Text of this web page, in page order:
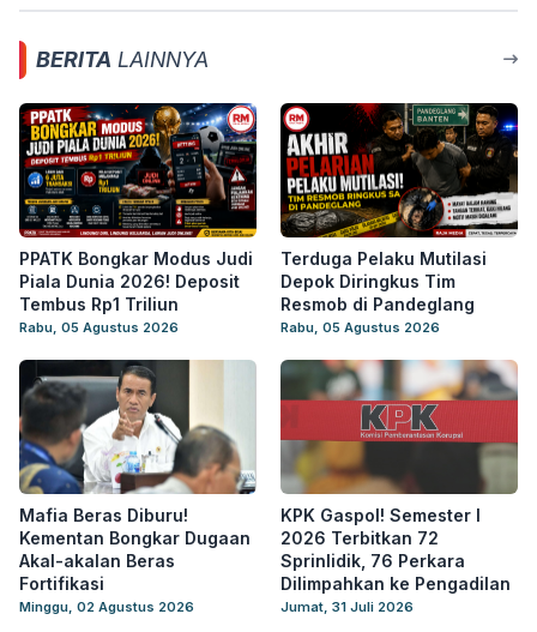
BERITA LAINNYA
PPATK Bongkar Modus Judi
Piala Dunia 2026! Deposit
Tembus Rp1 Triliun
Rabu, 05 Agustus 2026
Terduga Pelaku Mutilasi
Depok Diringkus Tim
Resmob di Pandeglang
Rabu, 05 Agustus 2026
Mafia Beras Diburu!
Kementan Bongkar Dugaan
Akal-akalan Beras
Fortifikasi
Minggu, 02 Agustus 2026
KPK Gaspol! Semester I
2026 Terbitkan 72
Sprinlidik, 76 Perkara
Dilimpahkan ke Pengadilan
Jumat, 31 Juli 2026